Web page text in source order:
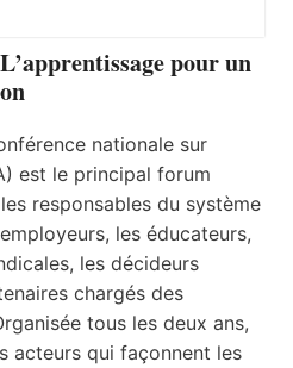
pour un
nationale sur
est le principal forum
responsables du système
les éducateurs,
les décideurs
chargés des
tous les deux ans,
acteurs qui façonnent les